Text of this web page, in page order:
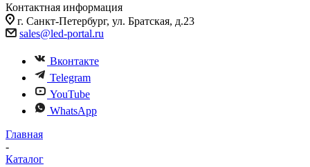
Контактная информация
г. Санкт-Петербург, ул. Братская, д.23
sales@led-portal.ru
Вконтакте
Telegram
YouTube
WhatsApp
Главная
-
Каталог